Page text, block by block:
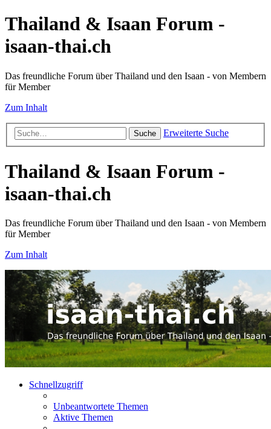
Thailand & Isaan Forum -
isaan-thai.ch
Das freundliche Forum über Thailand und den Isaan - von Membern
für Member
Zum Inhalt
Suche Erweiterte Suche
Thailand & Isaan Forum -
isaan-thai.ch
Das freundliche Forum über Thailand und den Isaan - von Membern
für Member
Zum Inhalt
Schnellzugriff
Unbeantwortete Themen
Aktive Themen